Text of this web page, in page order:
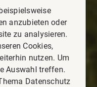
anzubieten oder
zu analysieren.
Cookies,
nutzen. Um
Auswahl treffen.
Datenschutz